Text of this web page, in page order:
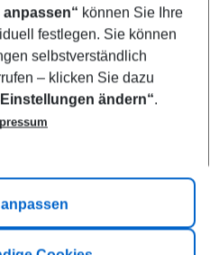
anpassen“ können Sie Ihre
festlegen. Sie können
selbstverständlich
– klicken Sie dazu
ändern“.